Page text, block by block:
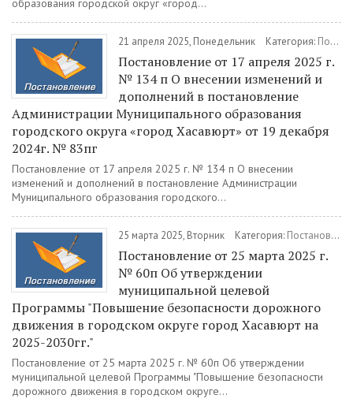
образования городской округ «город...
21 апреля 2025, Понедельник Категория: Постановления
Постановление от 17 апреля 2025 г.
№ 134 п О внесении изменений и
дополнений в постановление
Администрации Муниципального образования
городского округа «город Хасавюрт» от 19 декабря
2024г. № 83пг
Постановление от 17 апреля 2025 г. № 134 п О внесении
изменений и дополнений в постановление Администрации
Муниципального образования городского...
25 марта 2025, Вторник Категория: Постановления
Постановление от 25 марта 2025 г.
№ 60п Об утверждении
муниципальной целевой
Программы "Повышение безопасности дорожного
движения в городском округе город Хасавюрт на
2025-2030гг."
Постановление от 25 марта 2025 г. № 60п Об утверждении
муниципальной целевой Программы "Повышение безопасности
дорожного движения в городском округе...